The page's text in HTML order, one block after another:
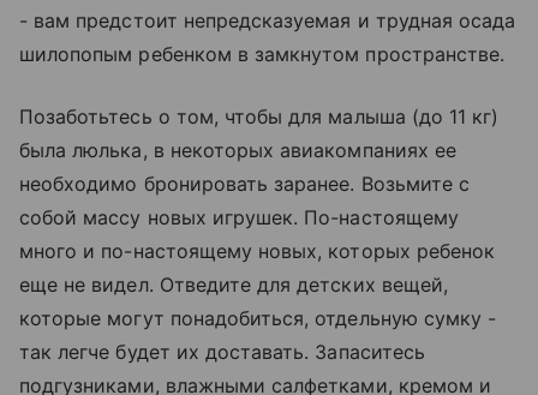
- вам предстоит непредсказуемая и трудная осада
шилопопым ребенком в замкнутом пространстве.
Позаботьтесь о том, чтобы для малыша (до 11 кг)
была люлька, в некоторых авиакомпаниях ее
необходимо бронировать заранее. Возьмите с
собой массу новых игрушек. По-настоящему
много и по-настоящему новых, которых ребенок
еще не видел. Отведите для детских вещей,
которые могут понадобиться, отдельную сумку -
так легче будет их доставать. Запаситесь
подгузниками, влажными салфетками, кремом и